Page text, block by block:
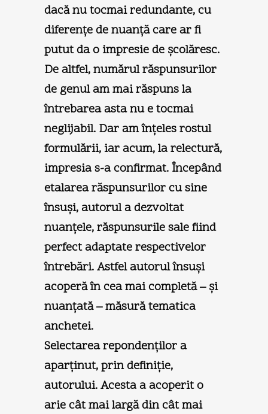
dacă nu tocmai redundante, cu
diferențe de nuanță care ar fi
putut da o impresie de şcolăresc.
De altfel, numărul răspunsurilor
de genul am mai răspuns la
întrebarea asta nu e tocmai
neglijabil. Dar am înțeles rostul
formulării, iar acum, la relectură,
impresia s-a confirmat. Începând
etalarea răspunsurilor cu sine
însuşi, autorul a dezvoltat
nuanțele, răspunsurile sale fiind
perfect adaptate respectivelor
întrebări. Astfel autorul însuşi
acoperă în cea mai completă – şi
nuanțată – măsură tematica
anchetei.
Selectarea repondenților a
aparținut, prin definiție,
autorului. Acesta a acoperit o
arie cât mai largă din cât mai